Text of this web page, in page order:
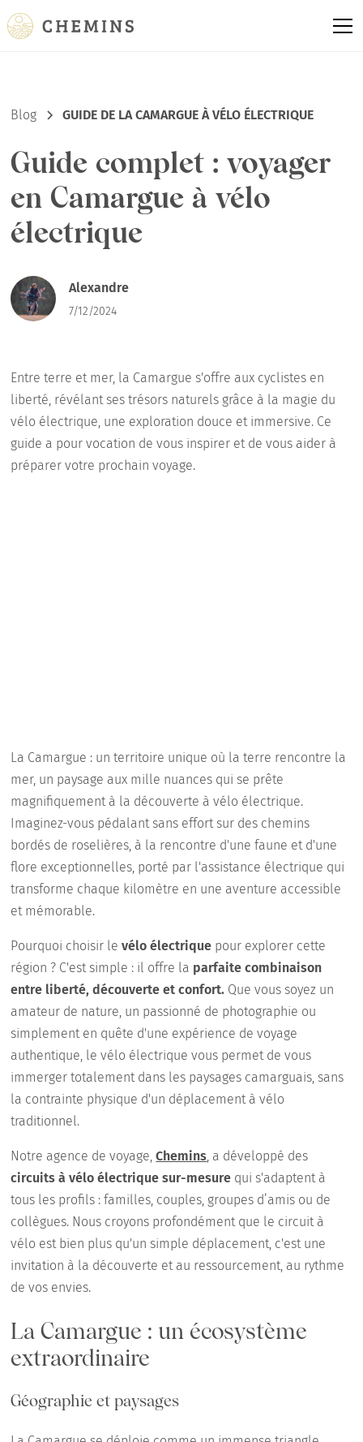
Blog GUIDE DE LA CAMARGUE À VÉLO ÉLECTRIQUE
Guide complet : voyager
en Camargue à vélo
électrique
Alexandre
7/12/2024
Entre terre et mer, la Camargue s'offre aux cyclistes en
liberté, révélant ses trésors naturels grâce à la magie du
vélo électrique, une exploration douce et immersive. Ce
guide a pour vocation de vous inspirer et de vous aider à
préparer votre prochain voyage.
La Camargue : un territoire unique où la terre rencontre la
mer, un paysage aux mille nuances qui se prête
magnifiquement à la découverte à vélo électrique.
Imaginez-vous pédalant sans effort sur des chemins
bordés de roselières, à la rencontre d'une faune et d'une
flore exceptionnelles, porté par l'assistance électrique qui
transforme chaque kilomètre en une aventure accessible
et mémorable.
Pourquoi choisir levélo électrique pour explorer cette
région ? C'est simple : il offre la parfaite combinaison
entre liberté, découverte et confort. Que vous soyez un
amateur de nature, un passionné de photographie ou
simplement en quête d'une expérience de voyage
authentique, le vélo électrique vous permet de vous
immerger totalement dans les paysages camarguais, sans
la contrainte physique d'un déplacement à vélo
traditionnel.
Notre agence de voyage,Chemins, a développé des
circuits à vélo électrique sur-mesure qui s'adaptent à
tous les profils : familles, couples, groupes d’amis ou de
collègues. Nous croyons profondément que le circuit à
vélo est bien plus qu'un simple déplacement, c'est une
invitation à la découverte et au ressourcement, au rythme
de vos envies.
La Camargue : un écosystème
extraordinaire
Géographie et paysages